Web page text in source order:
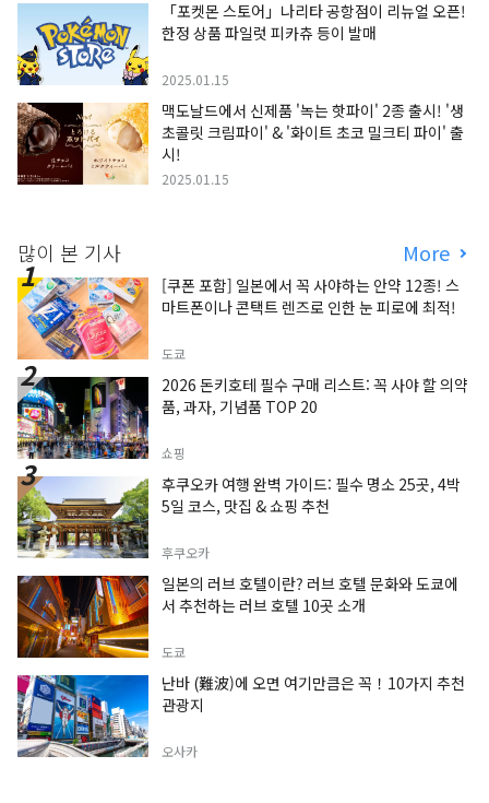
「포켓몬 스토어」나리타 공항점이 리뉴얼 오픈!
한정 상품 파일럿 피카츄 등이 발매
2025.01.15
맥도날드에서 신제품 '녹는 핫파이' 2종 출시! '생
초콜릿 크림파이' & '화이트 초코 밀크티 파이' 출
시!
2025.01.15
많이 본 기사 More
[쿠폰 포함] 일본에서 꼭 사야하는 안약 12종! 스
마트폰이나 콘택트 렌즈로 인한 눈 피로에 최적!
도쿄
2026 돈키호테 필수 구매 리스트: 꼭 사야 할 의약
품, 과자, 기념품 TOP 20
쇼핑
후쿠오카 여행 완벽 가이드: 필수 명소 25곳, 4박
5일 코스, 맛집 & 쇼핑 추천
후쿠오카
일본의 러브 호텔이란? 러브 호텔 문화와 도쿄에
서 추천하는 러브 호텔 10곳 소개
도쿄
난바 (難波)에 오면 여기만큼은 꼭！10가지 추천
관광지
오사카